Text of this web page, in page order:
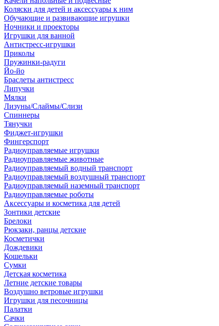
Коляски для детей и аксессуары к ним
Обучающие и развивающие игрушки
Ночники и проекторы
Игрушки для ванной
Антистресс-игрушки
Приколы
Пружинки-радуги
Йо-йо
Браслеты антистресс
Липучки
Мялки
Лизуны/Слаймы/Слизи
Спиннеры
Тянучки
Фиджет-игрушки
Фингерспорт
Радиоуправляемые игрушки
Радиоуправляемые животные
Радиоуправляемый водный транспорт
Радиоуправляемый воздушный транспорт
Радиоуправляемый наземный транспорт
Радиоуправляемые роботы
Аксессуары и косметика для детей
Зонтики детские
Брелоки
Рюкзаки, ранцы детские
Косметички
Дождевики
Кошельки
Сумки
Детская косметика
Летние детские товары
Воздушно ветровые игрушки
Игрушки для песочницы
Палатки
Сачки